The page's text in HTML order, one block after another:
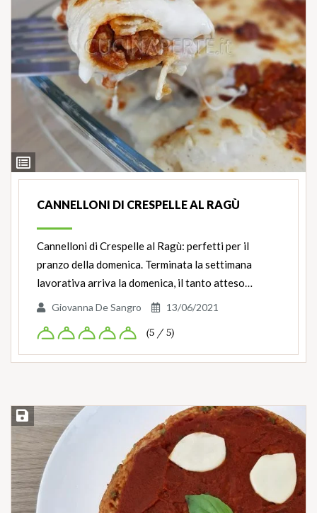
Ingredienti
CANNELLONI DI CRESPELLE AL RAGÙ
Cannelloni di Crespelle al Ragù: perfetti per il
pranzo della domenica. Terminata la settimana
lavorativa arriva la domenica, il tanto atteso…
Giovanna De Sangro 13/06/2021
(5 / 5)
Salva ricetta